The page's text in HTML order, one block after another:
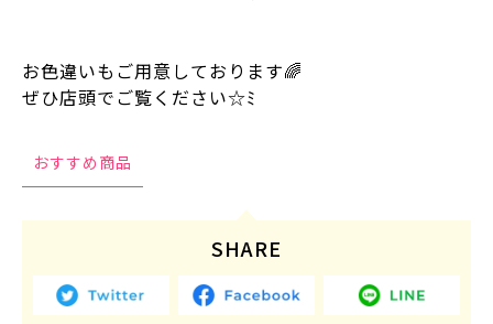
お色違いもご用意しております🌈
ぜひ店頭でご覧ください☆ﾐ
おすすめ商品
SHARE